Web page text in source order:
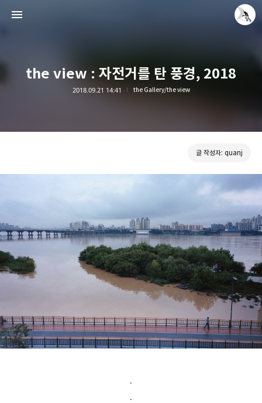
the view : 자전거를 탄 풍경, 2018
2018.09.21 14:41 the Gallery/the view
글 작성자: quanj
.
.
Leica Sisyphus